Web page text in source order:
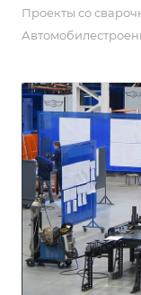
Проекты со